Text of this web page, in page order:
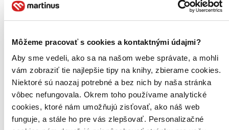
Môžeme pracovať s cookies a kontaktnými údajmi?
Aby sme vedeli, ako sa na našom webe správate, a mohli
vám zobraziť tie najlepšie tipy na knihy, zbierame cookies.
Niektoré sú naozaj potrebné a bez nich by naša stránka
vôbec nefungovala. Okrem toho používame analytické
cookies, ktoré nám umožňujú zisťovať, ako náš web
funguje, a stále ho pre vás zlepšovať. Personalizačné